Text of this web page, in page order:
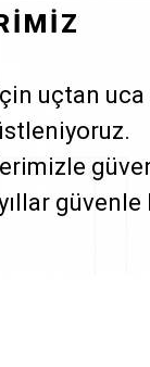
uçtan uca